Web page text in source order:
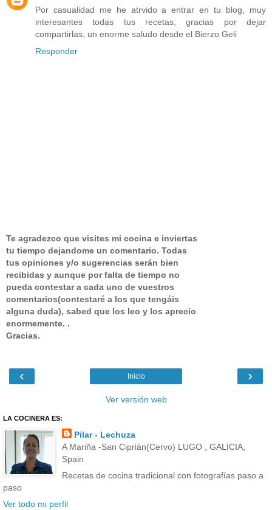
Por casualidad me he atrvido a entrar en tu blog, muy
interesantes todas tus recetas, gracias por dejar
compartirlas, un enorme saludo desde el Bierzo Geli
Responder
Te agradezco que visites mi cocina e inviertas
tu tiempo dejandome un comentario. Todas
tus opiniones y/o sugerencias serán bien
recibidas y aunque por falta de tiempo no
pueda contestar a cada uno de vuestros
comentarios(contestaré a los que tengáis
alguna duda), sabed que los leo y los aprecio
enormemente. .
Gracias.
‹ ›
Inicio
Ver versión web
LA COCINERA ES:
Pilar - Lechuza
A Mariña -San Ciprián(Cervo) LUGO , GALICIA,
Spain
Recetas de cocina tradicional con fotografías paso a
paso
Ver todo mi perfil